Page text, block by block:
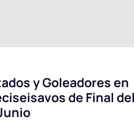
y Goleadores en
de Final del